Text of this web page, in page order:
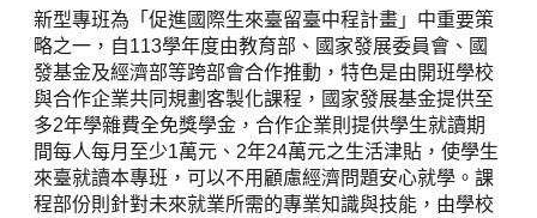
新型專班為「促進國際生來臺留臺中程計畫」中重要策
略之一，自113學年度由教育部、國家發展委員會、國
發基金及經濟部等跨部會合作推動，特色是由開班學校
與合作企業共同規劃客製化課程，國家發展基金提供至
多2年學雜費全免獎學金，合作企業則提供學生就讀期
間每人每月至少1萬元、2年24萬元之生活津貼，使學生
來臺就讀本專班，可以不用顧慮經濟問題安心就學。課
程部份則針對未來就業所需的專業知識與技能，由學校